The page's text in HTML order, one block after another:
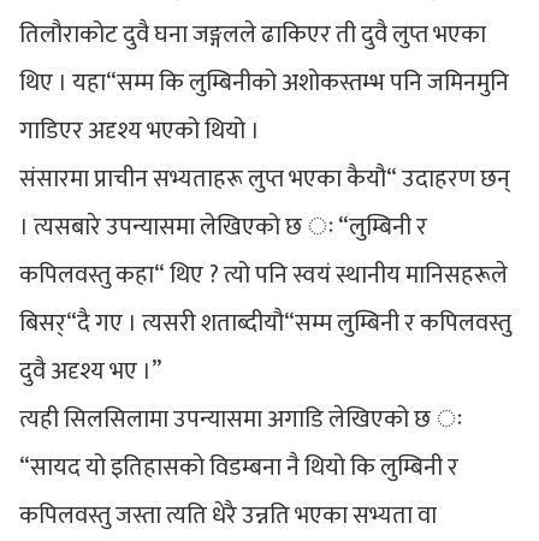
तिलौराकोट दुवै घना जङ्गलले ढाकिएर ती दुवै लुप्त भएका
थिए । यहा“सम्म कि लुम्बिनीको अशोकस्तम्भ पनि जमिनमुनि
गाडिएर अदृश्य भएको थियो ।
संसारमा प्राचीन सभ्यताहरू लुप्त भएका कैयौ“ उदाहरण छन्
। त्यसबारे उपन्यासमा लेखिएको छ ः “लुम्बिनी र
कपिलवस्तु कहा“ थिए ? त्यो पनि स्वयं स्थानीय मानिसहरूले
बिसर्“दै गए । त्यसरी शताब्दीयौ“सम्म लुम्बिनी र कपिलवस्तु
दुवै अदृश्य भए ।”
त्यही सिलसिलामा उपन्यासमा अगाडि लेखिएको छ ः
“सायद यो इतिहासको विडम्बना नै थियो कि लुम्बिनी र
कपिलवस्तु जस्ता त्यति धेरै उन्नति भएका सभ्यता वा